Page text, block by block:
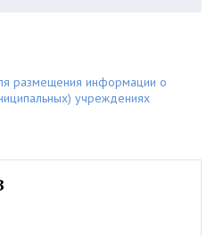
информации о
учреждениях